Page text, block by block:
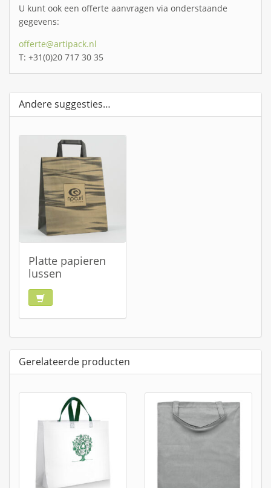
U kunt ook een offerte aanvragen via onderstaande
gegevens:
offerte@artipack.nl
T: +31(0)20 717 30 35
Andere suggesties…
Platte papieren
lussen
Gerelateerde producten